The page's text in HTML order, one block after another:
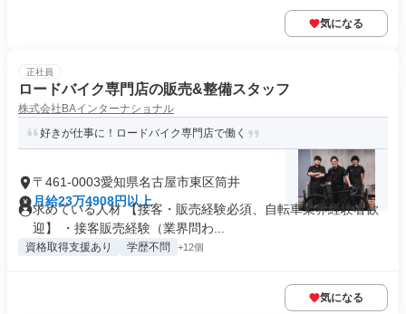
気になる
正社員
ロードバイク専門店の販売&整備スタッフ
株式会社BAインターナショナル
好きが仕事に！ロードバイク専門店で働く
〒461-0003愛知県名古屋市東区筒井
月給23万4908円以上
求めている人材 【接客・販売経験必須、自転車業界経験者歓
迎】 ・接客販売経験（業界問わ...
資格取得支援あり 学歴不問 +12個
気になる